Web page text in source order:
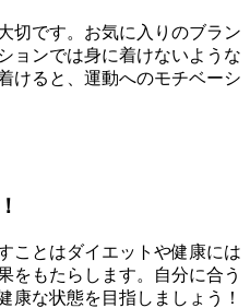
切です。お気に入りのブラン
ョンでは身に着けないような
けると、運動へのモチベーシ
ことはダイエットや健康には
をもたらします。自分に合う
康な状態を目指しましょう！